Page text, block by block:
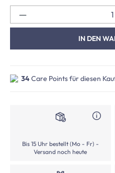
auf
derselben
Seite.
IN DEN
34Care Points für diesen
Bis 15 Uhr bestellt (Mo - Fr) -
Versand noch heute